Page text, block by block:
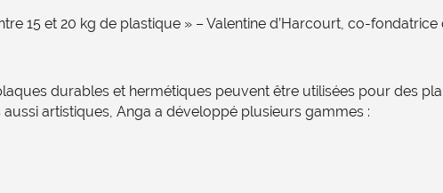
15 et 20 kg de plastique » – Valentine d’Harcourt, co-fondatrice
durables et hermétiques peuvent être utilisées pour des
artistiques, Anga a développé plusieurs gammes :